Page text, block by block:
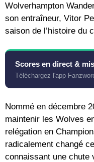
Wolverhampton
son entraîneur, Vitor
saison de l’histoire du
Scores en direct &
Téléchargez l'app
Nommé en décembre
maintenir les Wolves
relégation en
radicalement changé
connaissant une chute